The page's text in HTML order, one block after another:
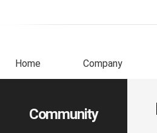
Home Company
Community